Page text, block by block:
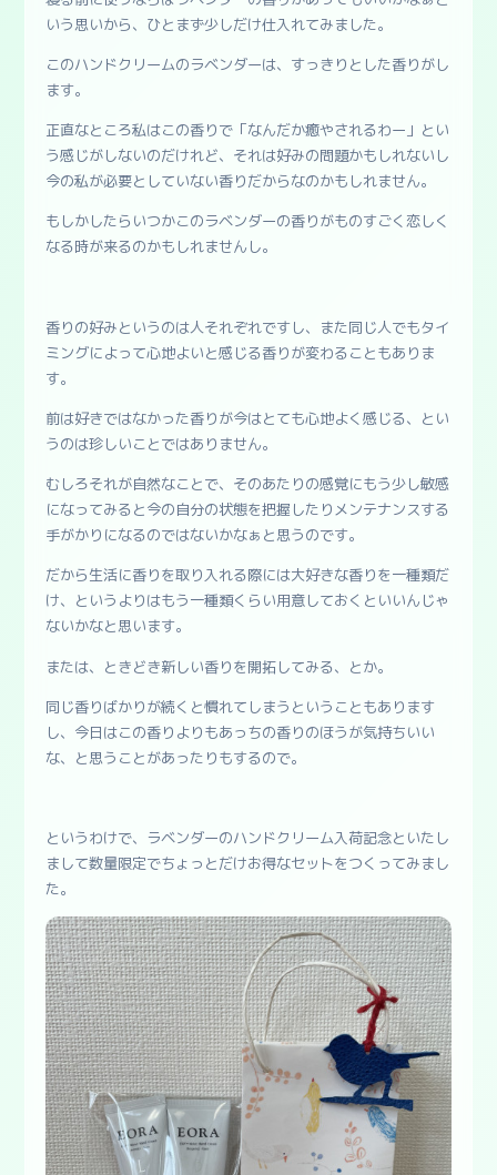
いう思いから、ひとまず少しだけ仕入れてみました。
このハンドクリームのラベンダーは、すっきりとした香りがし
ます。
正直なところ私はこの香りで「なんだか癒やされるわー」とい
う感じがしないのだけれど、それは好みの問題かもしれないし
今の私が必要としていない香りだからなのかもしれません。
もしかしたらいつかこのラベンダーの香りがものすごく恋しく
なる時が来るのかもしれませんし。
香りの好みというのは人それぞれですし、また同じ人でもタイ
ミングによって心地よいと感じる香りが変わることもありま
す。
前は好きではなかった香りが今はとても心地よく感じる、とい
うのは珍しいことではありません。
むしろそれが自然なことで、そのあたりの感覚にもう少し敏感
になってみると今の自分の状態を把握したりメンテナンスする
手がかりになるのではないかなぁと思うのです。
だから生活に香りを取り入れる際には大好きな香りを一種類だ
け、というよりはもう一種類くらい用意しておくといいんじゃ
ないかなと思います。
または、ときどき新しい香りを開拓してみる、とか。
同じ香りばかりが続くと慣れてしまうということもあります
し、今日はこの香りよりもあっちの香りのほうが気持ちいい
な、と思うことがあったりもするので。
というわけで、ラベンダーのハンドクリーム入荷記念といたし
まして数量限定でちょっとだけお得なセットをつくってみまし
た。